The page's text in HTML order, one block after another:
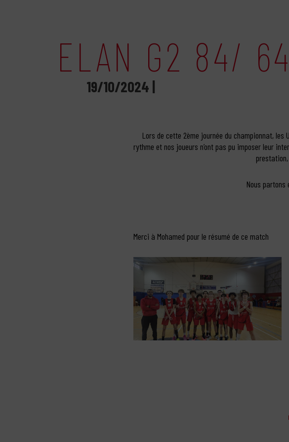
ELAN G2 84/
19/10/2024 |
Lors de cette 2ème journée du championnat, les
rythme et nos joueurs n’ont pas pu imposer leur
Nous
Merci à Mohamed pour le résumé de ce match